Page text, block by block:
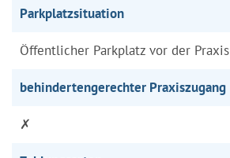
Parkplatzsituation
Öffentlicher Parkplatz vor der Praxis
behindertengerechter Praxiszugang
✗